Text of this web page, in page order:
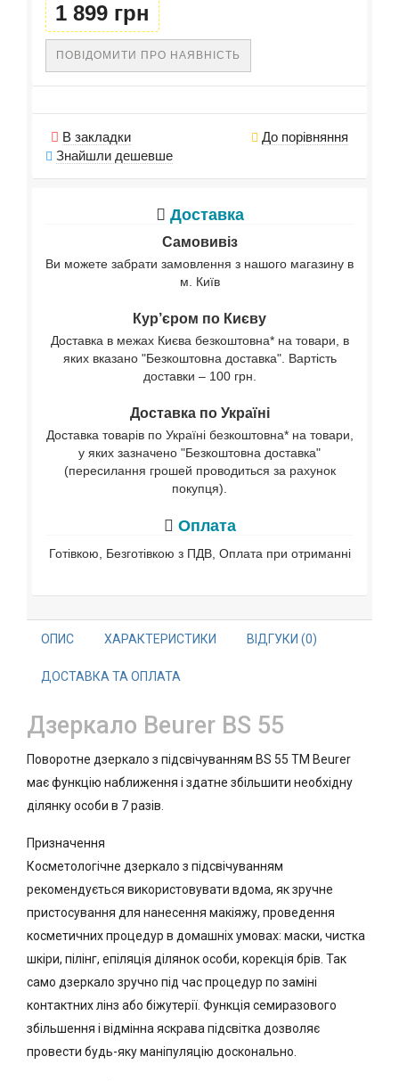
1 899 грн
ПОВІДОМИТИ ПРО НАЯВНІСТЬ
В закладки
До порівняння
Знайшли дешевше
Доставка
Самовивіз
Ви можете забрати замовлення з нашого магазину в
м. Київ
Кур’єром по Києву
Доставка в межах Києва безкоштовна* на товари, в
яких вказано "Безкоштовна доставка". Вартість
доставки – 100 грн.
Доставка по Україні
Доставка товарів по Україні безкоштовна* на товари,
у яких зазначено "Безкоштовна доставка"
(пересилання грошей проводиться за рахунок
покупця).
Оплата
Готівкою, Безготівкою з ПДВ, Оплата при отриманні
ОПИС ХАРАКТЕРИСТИКИ ВІДГУКИ (0)
ДОСТАВКА ТА ОПЛАТА
Дзеркало Beurer BS 55
Поворотне дзеркало з підсвічуванням BS 55 ТМ Beurer
має функцію наближення і здатне збільшити необхідну
ділянку особи в 7 разів.
Призначення
Косметологічне дзеркало з підсвічуванням
рекомендується використовувати вдома, як зручне
пристосування для нанесення макіяжу, проведення
косметичних процедур в домашніх умовах: маски, чистка
шкіри, пілінг, епіляція ділянок особи, корекція брів. Так
само дзеркало зручно під час процедур по заміні
контактних лінз або біжутерії. Функція семиразового
збільшення і відмінна яскрава підсвітка дозволяє
провести будь-яку маніпуляцію досконально.